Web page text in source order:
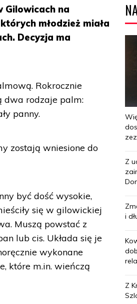
Gilowicach na
młodzież miała
Decyzja ma
Rokrocznie
dwa rodzaje palm:
panny.
zostają wniesione do
być dość wysokie,
się w gilowickiej
Muszą powstać z
lub cis. Układa się je
wykonane
które m.in. wieńczą
Z
i
Z